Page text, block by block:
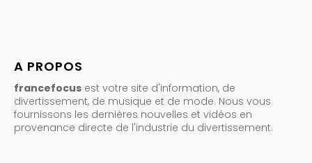
A PROPOS
francefocus est votre site d'information, de
divertissement, de musique et de mode. Nous vous
fournissons les dernières nouvelles et vidéos en
provenance directe de l'industrie du divertissement.